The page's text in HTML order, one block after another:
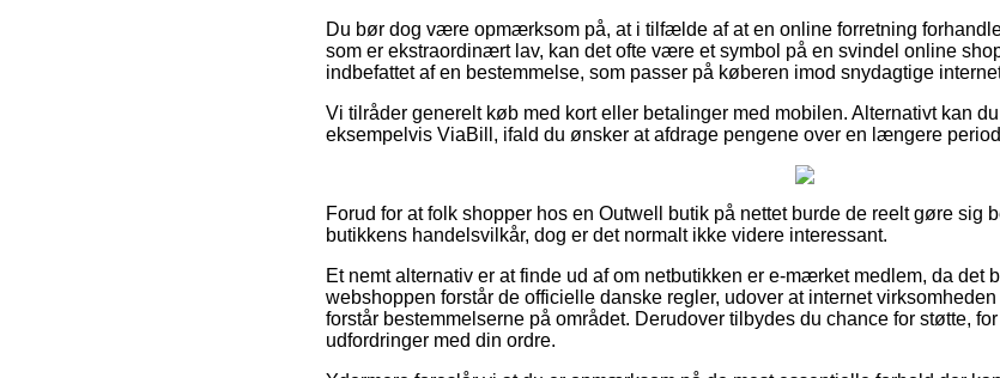
Du bør dog være opmærksom på, at i tilfælde af at en online forretning
som er ekstraordinært lav, kan det ofte være et symbol på en svindel online
indbefattet af en bestemmelse, som passer på køberen imod snydagtige
Vi tilråder generelt køb med kort eller betalinger med mobilen. Alternativt kan
eksempelvis ViaBill, ifald du ønsker at afdrage pengene over en længere
Forud for at folk shopper hos en Outwell butik på nettet burde de reelt gøre sig
butikkens handelsvilkår, dog er det normalt ikke videre interessant.
Et nemt alternativ er at finde ud af om netbutikken er e-mærket medlem, da det
webshoppen forstår de officielle danske regler, udover at internet
forstår bestemmelserne på området. Derudover tilbydes du chance for støtte,
udfordringer med din ordre.